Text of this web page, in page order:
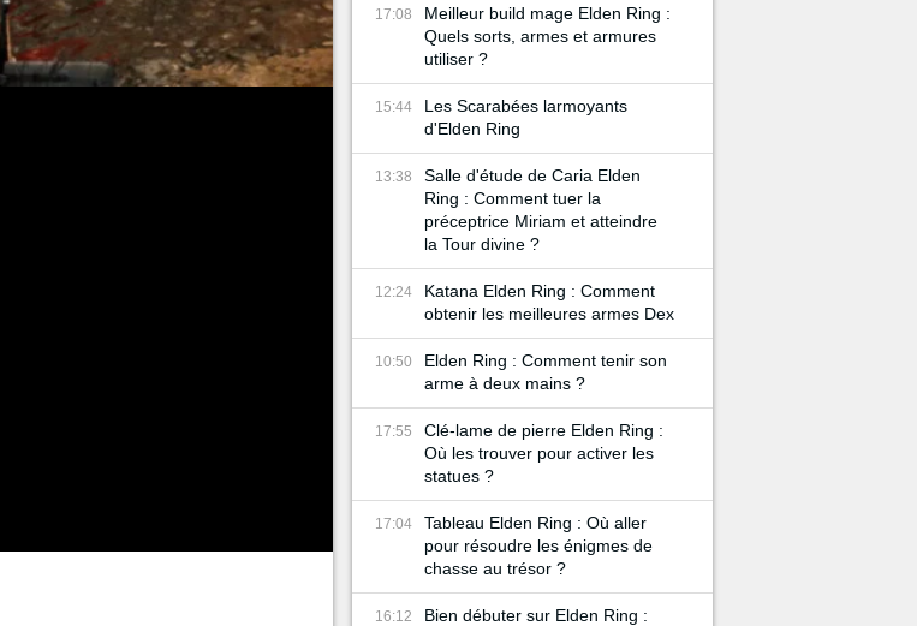
17:08
Meilleur build mage Elden Ring :
Quels sorts, armes et armures
utiliser ?
15:44
Les Scarabées larmoyants
d'Elden Ring
13:38
Salle d'étude de Caria Elden
Ring : Comment tuer la
préceptrice Miriam et atteindre
la Tour divine ?
12:24
Katana Elden Ring : Comment
obtenir les meilleures armes Dex
10:50
Elden Ring : Comment tenir son
arme à deux mains ?
17:55
Clé-lame de pierre Elden Ring :
Où les trouver pour activer les
statues ?
17:04
Tableau Elden Ring : Où aller
pour résoudre les énigmes de
chasse au trésor ?
16:12
Bien débuter sur Elden Ring :